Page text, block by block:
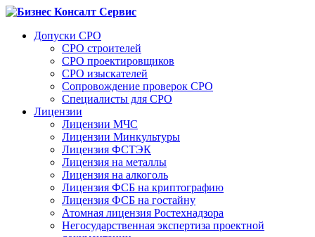
Допуски СРО
СРО строителей
СРО проектировщиков
СРО изыскателей
Сопровождение проверок СРО
Специалисты для СРО
Лицензии
Лицензии МЧС
Лицензии Минкультуры
Лицензия ФСТЭК
Лицензия на металлы
Лицензия на алкоголь
Лицензия ФСБ на криптографию
Лицензия ФСБ на гостайну
Атомная лицензия Ростехнадзора
Негосударственная экспертиза проектной